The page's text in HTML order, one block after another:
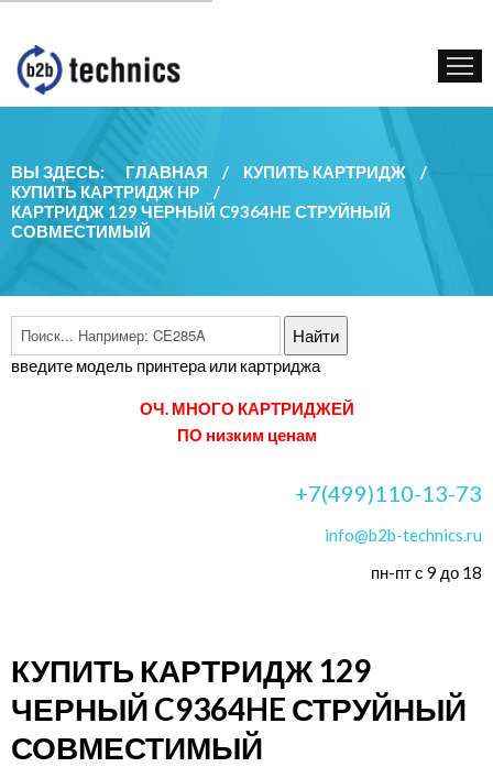
КУПИТЬ КАРТРИДЖ
ГОС. УЧРЕЖДЕНИЯМ
КОНТАКТЫ
ВЫ ЗДЕСЬ: ГЛАВНАЯ / КУПИТЬ КАРТРИДЖ
/
КУПИТЬ КАРТРИДЖ HP
/
КАРТРИДЖ 129 ЧЕРНЫЙ C9364HE СТРУЙНЫЙ
СОВМЕСТИМЫЙ
введите модель принтера или картриджа
ОЧ. МНОГО КАРТРИДЖЕЙ
ПО низким ценам
+7(499)110-13-73
info@b2b-technics.ru
пн-пт с 9 до 18
КУПИТЬ КАРТРИДЖ 129
ЧЕРНЫЙ C9364HE СТРУЙНЫЙ
СОВМЕСТИМЫЙ